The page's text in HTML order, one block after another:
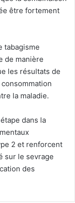
être fortement
tabagisme
de manière
les résultats de
consommation
la maladie.
dans la
2 et renforcent
sur le sevrage
des